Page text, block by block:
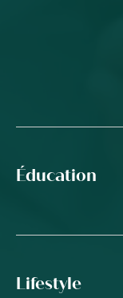
Éducation
Lifestyle